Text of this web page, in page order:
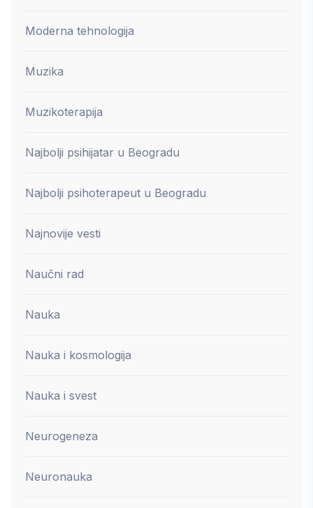
Moderna tehnologija
Muzika
Muzikoterapija
Najbolji psihijatar u Beogradu
Najbolji psihoterapeut u Beogradu
Najnovije vesti
Naučni rad
Nauka
Nauka i kosmologija
Nauka i svest
Neurogeneza
Neuronauka